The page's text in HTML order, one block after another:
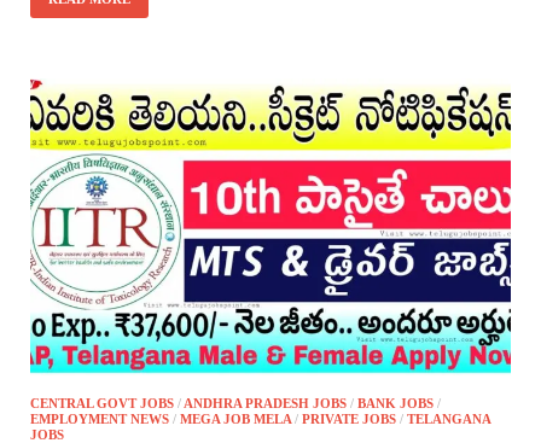
CENTRAL GOVT JOBS / ANDHRA PRADESH JOBS / BANK JOBS /
EMPLOYMENT NEWS / MEGA JOB MELA / PRIVATE JOBS / TELANGANA
JOBS